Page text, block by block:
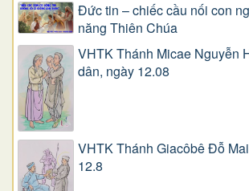
Đức tin – chiếc cầu nối con
năng Thiên Chúa
VHTK Thánh Micae Nguyễn
dân, ngày 12.08
VHTK Thánh Giacôbê Ðỗ
12.8